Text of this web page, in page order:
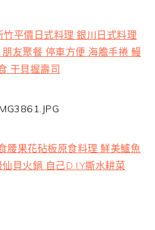
平價日式料理 銀川日式料理
友聚餐 停車方便 海膽手捲 鰻
干貝握壽司
腰果花砧板原食料理 鮮美鱸魚
貝火鍋 自己D.I.Y撕水耕菜